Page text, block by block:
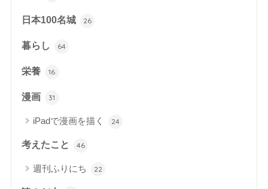
日本100名城 26
暮らし 64
栄養 16
漫画 31
iPadで漫画を描く 24
考えたこと 46
週刊ふりにち 22